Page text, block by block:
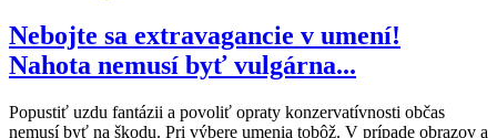
Nebojte sa extravagancie v umení!
Nahota nemusí byť vulgárna...
Popustiť uzdu fantázii a povoliť opraty konzervatívnosti občas
nemusí byť na škodu. Pri výbere umenia tobôž. V prípade obrazov a